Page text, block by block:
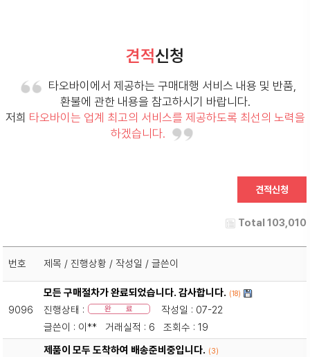
견적신청
타오바이에서 제공하는 구매대행 서비스 내용 및 반품,
환불에 관한 내용을 참고하시기 바랍니다.
저희 타오바이는 업계 최고의 서비스를 제공하도록 최선의 노력을
하겠습니다.
Total 103,010
번호 제목 / 진행상황 / 작성일 / 글쓴이
9096
모든 구매절차가 완료되었습니다. 감사합니다. (18)
진행상태 : 완 료
작성일 : 07-22
글쓴이 : 이** 거래실적 : 6 조회수 : 19
제품이 모두 도착하여 배송준비중입니다. (3)